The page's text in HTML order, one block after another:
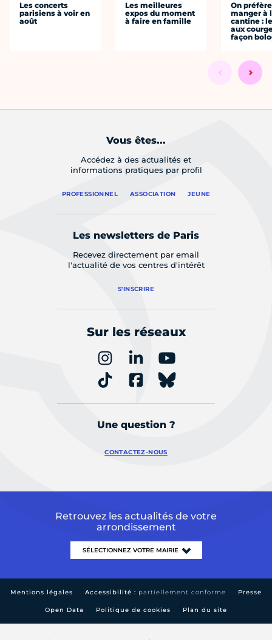
Les concerts
parisiens à voir en
août
Les meilleures
expos du moment
à faire en famille
On préfère
manger à
cantine :
aux
façon
Vous êtes...
Accédez à des actualités et
informations pratiques par profil
PROFESSIONNEL ASSOCIATION JEUNE
Les newsletters de Paris
Recevez directement par email
l'actualité de vos centres d'intérêt
S'INSCRIRE
Sur les réseaux
Une question ?
CONTACTEZ-NOUS
Retrouvez les actualités de votre
arrondissement
Mentions légales Accessibilité : partiellement conforme Presse
Open Data Politique de cookies Plan du site